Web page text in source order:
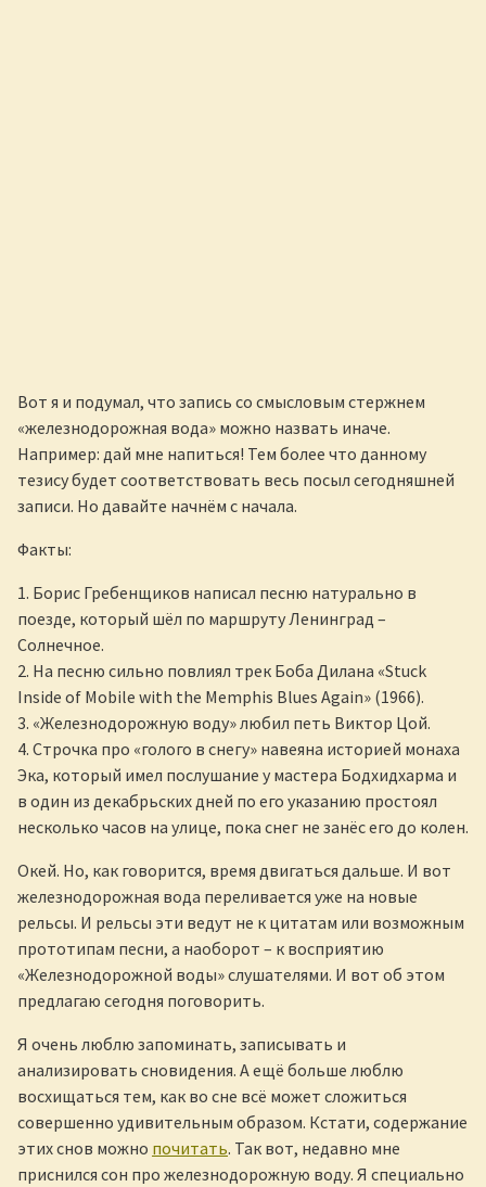
Вот я и подумал, что запись со смысловым стержнем
«железнодорожная вода» можно назвать иначе.
Например: дай мне напиться! Тем более что данному
тезису будет соответствовать весь посыл сегодняшней
записи. Но давайте начнём с начала.
Факты:
1. Борис Гребенщиков написал песню натурально в
поезде, который шёл по маршруту Ленинград –
Солнечное.
2. На песню сильно повлиял трек Боба Дилана «Stuck
Inside of Mobile with the Memphis Blues Again» (1966).
3. «Железнодорожную воду» любил петь Виктор Цой.
4. Строчка про «голого в снегу» навеяна историей монаха
Эка, который имел послушание у мастера Бодхидхарма и
в один из декабрьских дней по его указанию простоял
несколько часов на улице, пока снег не занёс его до колен.
Окей. Но, как говорится, время двигаться дальше. И вот
железнодорожная вода переливается уже на новые
рельсы. И рельсы эти ведут не к цитатам или возможным
прототипам песни, а наоборот – к восприятию
«Железнодорожной воды» слушателями. И вот об этом
предлагаю сегодня поговорить.
Я очень люблю запоминать, записывать и
анализировать сновидения. А ещё больше люблю
восхищаться тем, как во сне всё может сложиться
совершенно удивительным образом. Кстати, содержание
этих снов можно почитать. Так вот, недавно мне
приснился сон про железнодорожную воду. Я специально